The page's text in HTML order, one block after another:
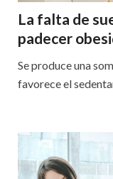
La falta de
padecer
Se produce una
favorece el